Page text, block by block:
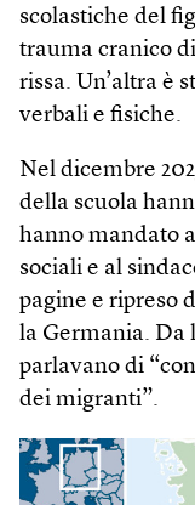
scolastiche del
trauma cranico
rissa. Un’altra è
verbali e fisiche.
Nel dicembre
della scuola
hanno mandato
sociali e al
pagine e ripreso
la Germania. Da
parlavano di
dei migranti”.